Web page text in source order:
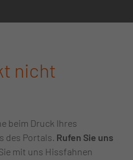
nicht
beim Druck Ihres
des Portals. Rufen Sie uns
mit uns Hissfahnen